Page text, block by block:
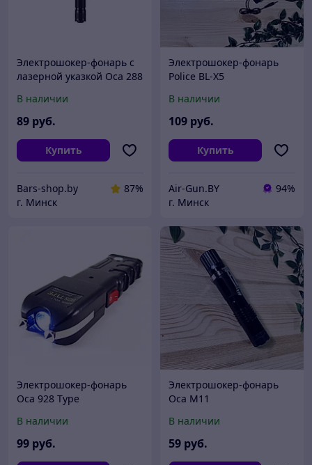
Электрошокер-фонарь с
лазерной указкой Оса 288
В наличии
89 руб.
Купить
Bars-shop.by
87%
г. Минск
Электрошокер-фонарь
Police BL-X5
В наличии
109 руб.
Купить
Air-Gun.BY
94%
г. Минск
Электрошокер-фонарь
Оса 928 Type
В наличии
99 руб.
Электрошокер-фонарь
Оса М11
В наличии
59 руб.